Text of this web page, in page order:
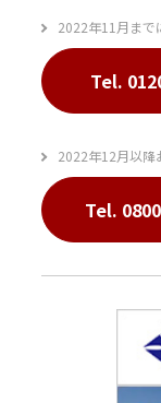
2022年11月まで
Tel.
2022年12月以降
Tel.